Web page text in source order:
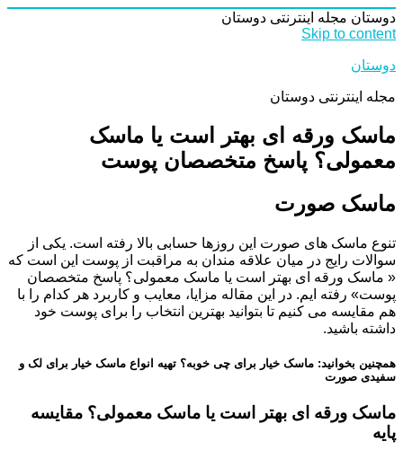
دوستان مجله اینترنتی دوستان
Skip to content
دوستان
مجله اینترنتی دوستان
ماسک ورقه ای بهتر است یا ماسک
معمولی؟ پاسخ متخصصان پوست
ماسک صورت
تنوع ماسک های صورت این روزها حسابی بالا رفته است. یکی از
سوالات رایج در میان علاقه مندان به مراقبت از پوست این است که
« ماسک ورقه ای بهتر است یا ماسک معمولی؟ پاسخ متخصصان
پوست» رفته ایم. در این مقاله مزایا، معایب و کاربرد هر کدام را با
هم مقایسه می کنیم تا بتوانید بهترین انتخاب را برای پوست خود
داشته باشید.
همچنین بخوانید: ماسک خیار برای چی خوبه؟ تهیه انواع ماسک خیار برای لک و
سفیدی صورت
ماسک ورقه ای بهتر است یا ماسک معمولی؟ مقایسه
پایه